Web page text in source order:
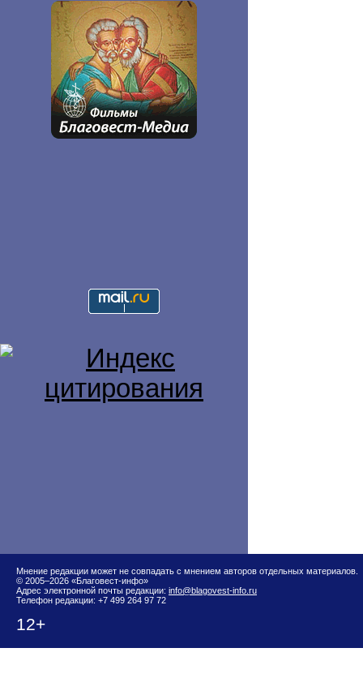
Мнение редакции может не совпадать с мнением авторов отдельных материалов.
© 2005–2026 «Благовест-инфо»
Адрес электронной почты редакции: info@blagovest-info.ru
Телефон редакции: +7 499 264 97 72
12+